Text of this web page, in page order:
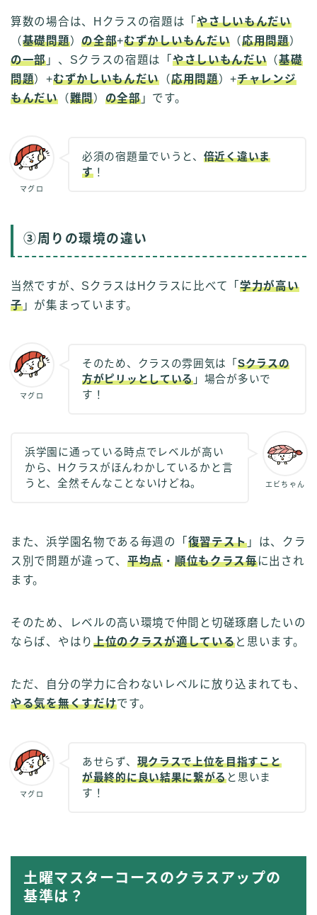
算数の場合は、Hクラスの宿題は「やさしいもんだい
（基礎問題）の全部+むずかしいもんだい （応用問題）
の一部 」、Sクラスの宿題は「 やさしいもんだい （基礎
問題）+むずかしいもんだい （応用問題）+チャレンジ
もんだい（難問） の全部」です。
マグロ
必須の宿題量でいうと、 倍近く違いま
す！
③周りの環境の違い
当然ですが、SクラスはHクラスに比べて「学力が高い
子」が集まっています。
マグロ
そのため、クラスの雰囲気は「 Sクラスの
方がピリッとしている 」場合が多いで
す！
エビちゃん
浜学園に通っている時点でレベルが高い
から、Hクラスがほんわかしているかと言
うと、全然そんなことないけどね。
また、浜学園名物である毎週の「 復習テスト 」は、クラ
ス別で問題が違って、 平均点 ・ 順位もクラス毎に出され
ます。
そのため、レベルの高い環境で仲間と切磋琢磨したいの
ならば、やはり 上位のクラスが適していると思います。
ただ、自分の学力に合わないレベルに放り込まれても、
やる気を無くすだけです。
マグロ
あせらず、 現クラスで上位を目指すこと
が最終的に良い結果に繋がると思いま
す！
土曜マスターコースのクラスアップの
基準は？